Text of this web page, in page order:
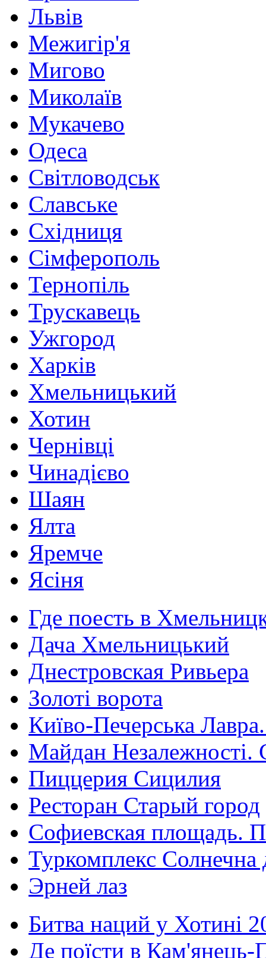
Львів
Межигір'я
Мигово
Миколаїв
Мукачево
Одеса
Світловодськ
Славське
Східниця
Сімферополь
Тернопіль
Трускавець
Ужгород
Харків
Хмельницький
Хотин
Чернівці
Чинадієво
Шаян
Ялта
Яремче
Ясіня
Где поесть в
Дача Хмельницький
Днестровская Ривьера
Золоті ворота
Київо-Печерська
Майдан Незалежності.
Пиццерия Сицилия
Ресторан Старый город
Софиевская площадь.
Туркомплекс Солнечна
Эрней лаз
Битва наций у Хотині
Де поїсти в Кам'янець-